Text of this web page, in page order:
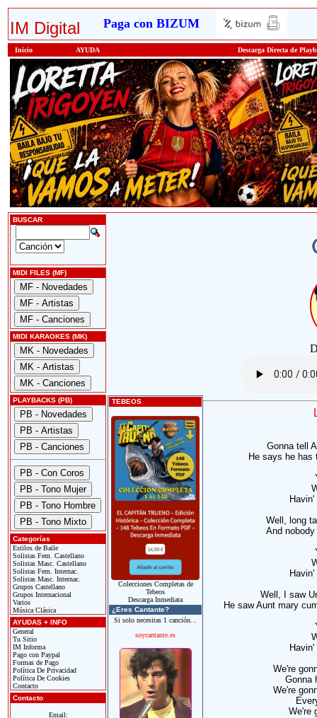
IM Digital Paga con BIZUM
Inicio AYUDA Descarga Directa de
BUSCAR
MIDI FILES (MF)
MIDI KARAOKES (MK)
PLAYBACKS (PB)
Categorías
Estilos de Baile
Solistas Fem. Castellano
Solistas Masc. Castellano
Solistas Fem. Internac.
Solistas Masc. Internac.
Grupos Castellano
Grupos Internacional
Varios
Música Clásica
AYUDAS + INFO
General
Tu Sitio
IM Informa
Pago con Paypal
Formas de Pago
Política De Privacidad
Política De Cookies
Contacto
Contacto
Email:
TEBEOS
Colecciones Completas de
Tebeos
Descarga Inmediata
¿Eres Cantante?
Si solo necesitas 1 canción...
soycantante.es
Gonna tell
He says he has
Well, long
And
Well, I saw
He saw Aunt mary
We're
Gonna
We're
We're